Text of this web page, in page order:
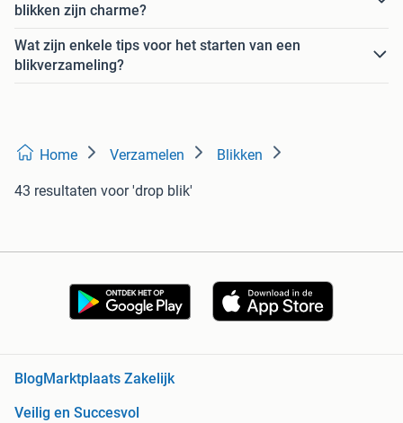
blikken zijn charme?
Wat zijn enkele tips voor het starten van een
blikverzameling?
Home Verzamelen Blikken
43 resultaten voor 'drop blik'
BlogMarktplaats Zakelijk
Veilig en Succesvol